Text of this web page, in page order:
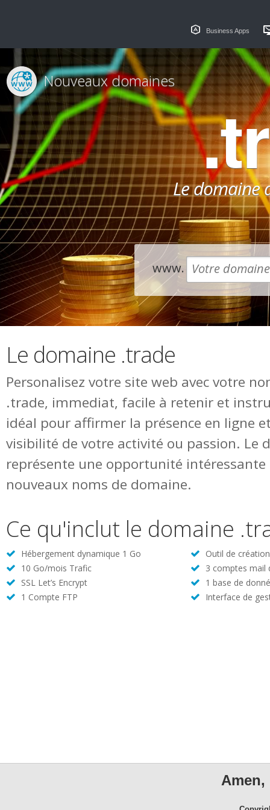
Business Apps
Le domaine
Nouveaux domaines
www.
Le domaine .trade
Personalisez votre site web avec votre
.trade, immediat, facile à retenir et
idéal pour affirmer la présence en ligne
visibilité de votre activité ou passion. Le
représente une opportunité
nouveaux noms de domaine.
Ce qu'inclut le domaine
Hébergement dynamique 1 Go
Outil de
10 Go/mois Trafic
3 comptes mail
SSL Let’s Encrypt
1 base de
1 Compte FTP
Interface de